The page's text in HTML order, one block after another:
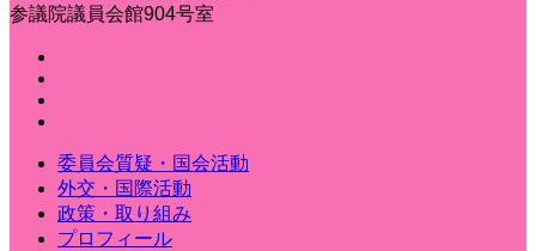
参議院議員会館904号室
委員会質疑・国会活動
外交・国際活動
政策・取り組み
プロフィール